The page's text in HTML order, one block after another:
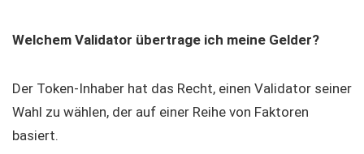
Welchem Validator übertrage ich meine Gelder?
Der Token-Inhaber hat das Recht, einen Validator seiner
Wahl zu wählen, der auf einer Reihe von Faktoren
basiert.